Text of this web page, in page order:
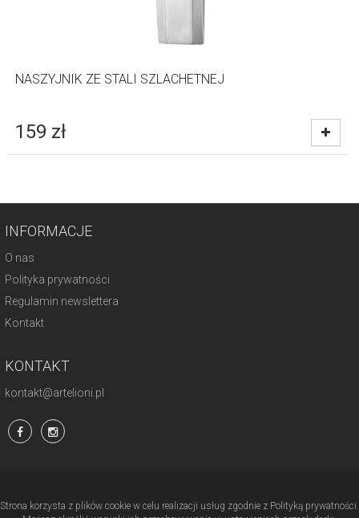
NASZYJNIK ZE STALI SZLACHETNEJ
159 zł
INFORMACJE
O nas
Polityka prywatności
Regulamin newslettera
Kontakt
KONTAKT
kontakt@artelioni.pl
Strona korzysta z plików cookie w celu realizacji usług zgodnie z Polityką prywatności.